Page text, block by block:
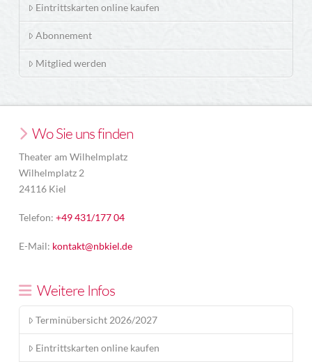
Eintrittskarten online kaufen
Abonnement
Mitglied werden
Wo Sie uns finden
Theater am Wilhelmplatz
Wilhelmplatz 2
24116 Kiel
Telefon: +49 431/177 04
E-Mail: kontakt@nbkiel.de
Weitere Infos
Terminübersicht 2026/2027
Eintrittskarten online kaufen